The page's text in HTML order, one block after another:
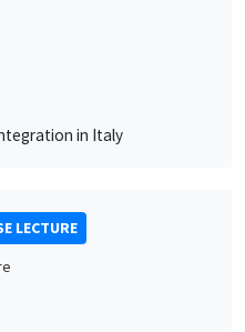
in Italy
LECTURE